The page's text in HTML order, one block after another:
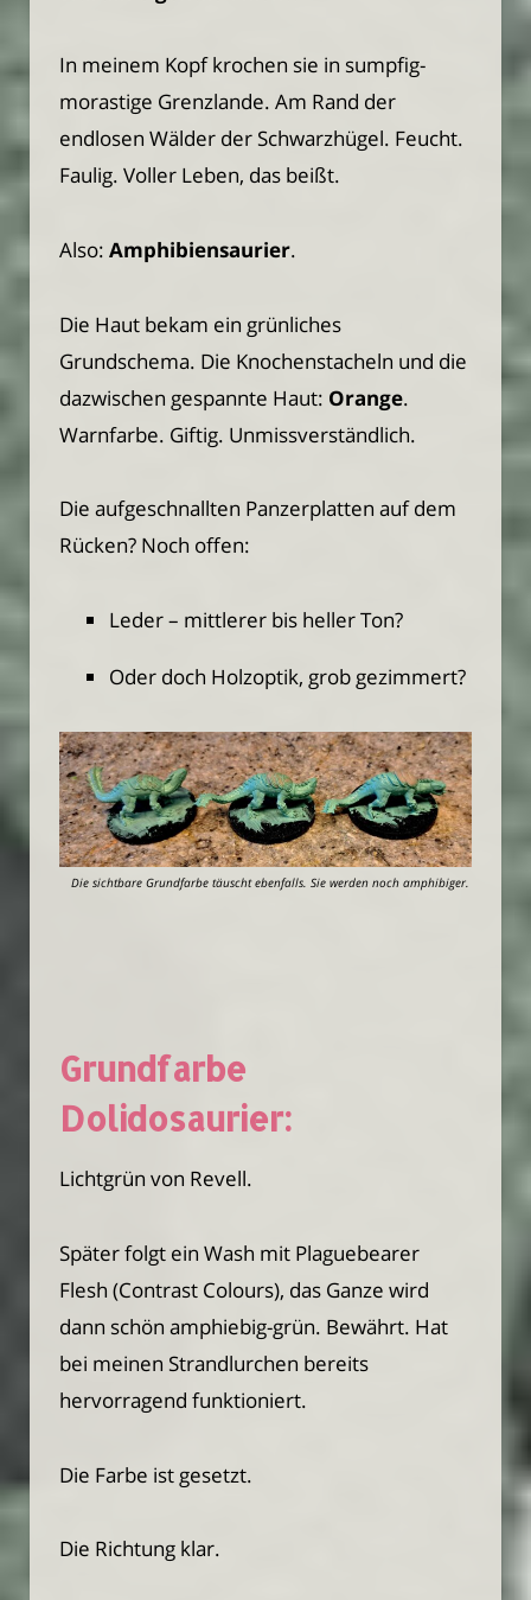
In meinem Kopf krochen sie in sumpfig-
morastige Grenzlande. Am Rand der
endlosen Wälder der Schwarzhügel. Feucht.
Faulig. Voller Leben, das beißt.
Also: Amphibiensaurier.
Die Haut bekam ein grünliches
Grundschema. Die Knochenstacheln und die
dazwischen gespannte Haut: Orange.
Warnfarbe. Giftig. Unmissverständlich.
Die aufgeschnallten Panzerplatten auf dem
Rücken? Noch offen:
Leder – mittlerer bis heller Ton?
Oder doch Holzoptik, grob gezimmert?
Die sichtbare Grundfarbe täuscht ebenfalls. Sie werden noch amphibiger.
Grundfarbe
Dolidosaurier:
Lichtgrün von Revell.
Später folgt ein Wash mit Plaguebearer
Flesh (Contrast Colours), das Ganze wird
dann schön amphiebig-grün. Bewährt. Hat
bei meinen Strandlurchen bereits
hervorragend funktioniert.
Die Farbe ist gesetzt.
Die Richtung klar.